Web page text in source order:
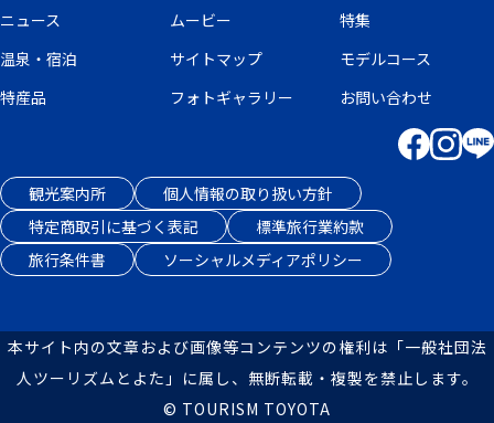
ニュース
ムービー
特集
温泉・宿泊
サイトマップ
モデルコース
特産品
フォトギャラリー お問い合わせ
観光案内所
個人情報の取り扱い方針
特定商取引に基づく表記
標準旅行業約款
旅行条件書
ソーシャルメディアポリシー
本サイト内の文章および画像等コンテンツの権利は「一般社団法
人ツーリズムとよた」に属し、無断転載・複製を禁止します。
© TOURISM TOYOTA